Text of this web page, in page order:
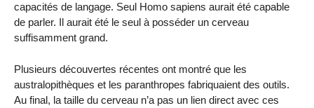
capacités de langage. Seul Homo sapiens aurait été capable
de parler. Il aurait été le seul à posséder un cerveau
suffisamment grand.
Plusieurs découvertes récentes ont montré que les
australopithèques et les paranthropes fabriquaient des outils.
Au final, la taille du cerveau n’a pas un lien direct avec ces